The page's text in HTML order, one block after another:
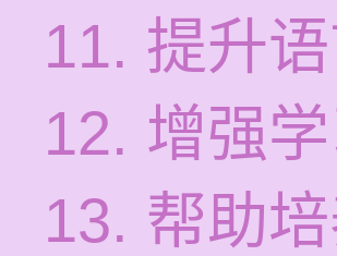
11. 提升
12. 增强
13. 帮助